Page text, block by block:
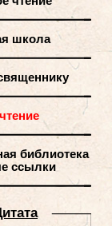
школа
библиотека
ссылки